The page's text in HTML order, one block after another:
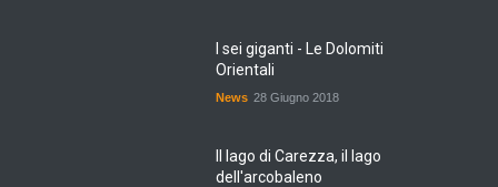
I sei giganti - Le Dolomiti
Orientali
News 28 Giugno 2018
Il lago di Carezza, il lago
dell'arcobaleno